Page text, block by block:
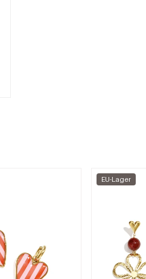
EU-Lager